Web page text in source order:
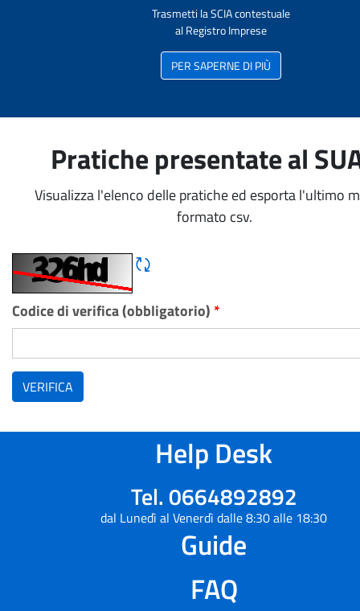
Trasmetti la SCIA contestuale
al Registro Imprese
PER SAPERNE DI PIÙ
Pratiche presentate al
Visualizza l'elenco delle pratiche ed esporta l'ultimo
formato csv.
Rigene CAPTCHA
Codice di verifica (obbligatorio) *
VERIFICA
Help Desk
Tel. 0664892892
dal Lunedì al Venerdì dalle 8:30 alle 18:30
Guide
FAQ